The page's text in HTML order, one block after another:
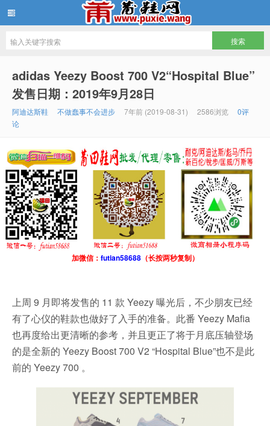
adidas Yeezy Boost 700 V2“Hospital Blue”
发售日期：2019年9月28日
阿迪达斯鞋 不做蠢事不会进步 7年前 (2019-08-31) 2586浏览
0评
论
加微信： futian58688（长按两秒复制）
上周 9 月即将发售的 11 款 Yeezy 曝光后，不少朋友已经
有了心仪的鞋款也做好了入手的准备。此番 Yeezy Mafia
也再度给出更清晰的参考，并且更正了将于月底压轴登场
的是全新的 Yeezy Boost 700 V2 “Hospital Blue”也不是此
前的 Yeezy 700 。